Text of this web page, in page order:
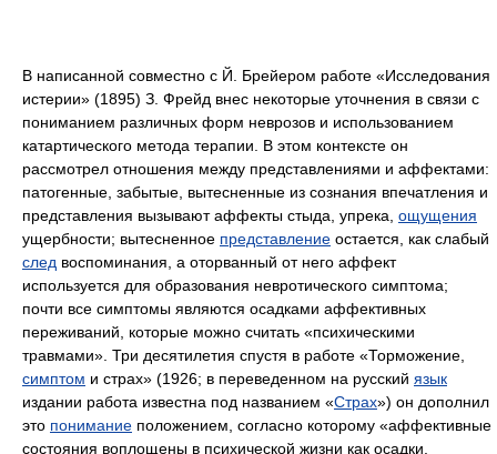
В написанной совместно с Й. Брейером работе «Исследования
истерии» (1895) З. Фрейд внес некоторые уточнения в связи с
пониманием различных форм неврозов и использованием
катартического метода терапии. В этом контексте он
рассмотрел отношения между представлениями и аффектами:
патогенные, забытые, вытесненные из сознания впечатления и
представления вызывают аффекты стыда, упрека, ощущения
ущербности; вытесненное представление остается, как слабый
след воспоминания, а оторванный от него аффект
используется для образования невротического симптома;
почти все симптомы являются осадками аффективных
переживаний, которые можно считать «психическими
травмами». Три десятилетия спустя в работе «Торможение,
симптом и страх» (1926; в переведенном на русский язык
издании работа известна под названием «Страх») он дополнил
это понимание положением, согласно которому «аффективные
состояния воплощены в психической жизни как осадки,